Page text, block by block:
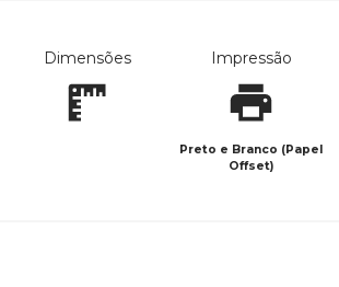
Dimensões Impressão
Preto e Branco (Papel
Offset)